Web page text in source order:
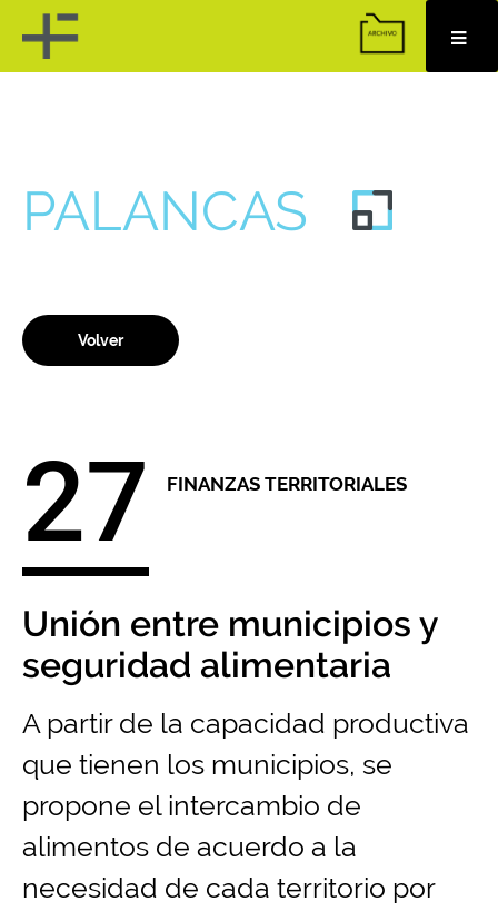
PALANCAS
Volver
27 FINANZAS TERRITORIALES
Unión entre municipios y
seguridad alimentaria
A partir de la capacidad productiva
que tienen los municipios, se
propone el intercambio de
alimentos de acuerdo a la
necesidad de cada territorio por